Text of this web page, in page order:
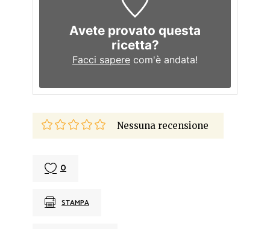
Avete provato questa
ricetta?
Facci sapere com'è andata!
Nessuna recensione
0
STAMPA